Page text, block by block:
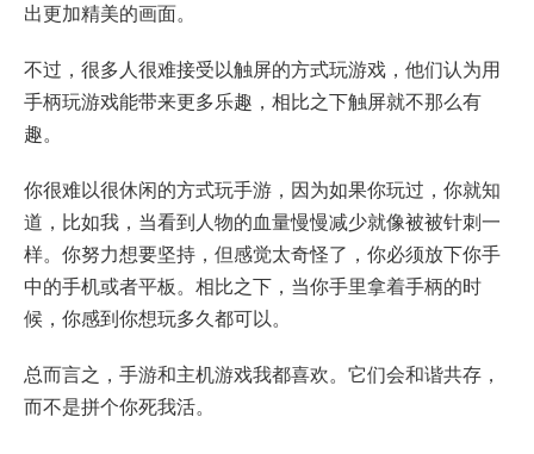
出更加精美的画面。
不过，很多人很难接受以触屏的方式玩游戏，他们认为用
手柄玩游戏能带来更多乐趣，相比之下触屏就不那么有
趣。
你很难以很休闲的方式玩手游，因为如果你玩过，你就知
道，比如我，当看到人物的血量慢慢减少就像被被针刺一
样。你努力想要坚持，但感觉太奇怪了，你必须放下你手
中的手机或者平板。相比之下，当你手里拿着手柄的时
候，你感到你想玩多久都可以。
总而言之，手游和主机游戏我都喜欢。它们会和谐共存，
而不是拼个你死我活。